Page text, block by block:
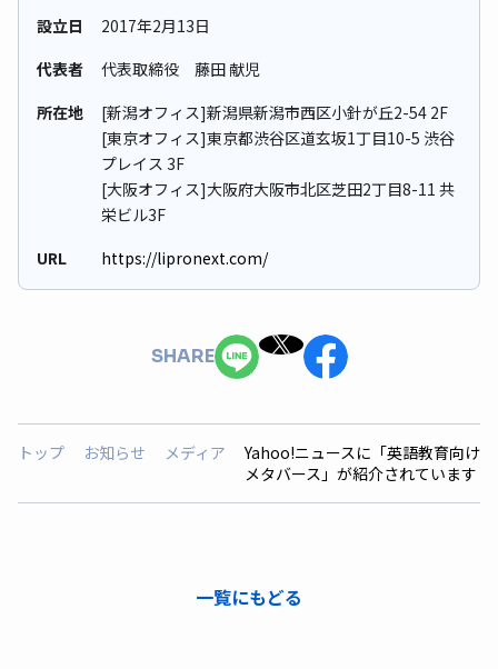
設立日
2017年2⽉13⽇
代表者
代表取締役 藤田 献児
所在地
[新潟オフィス]新潟県新潟市西区小針が丘2-54 2F
[東京オフィス]東京都渋谷区道玄坂1丁目10-5 渋谷
プレイス 3F
[大阪オフィス]大阪府大阪市北区芝田2丁目8-11 共
栄ビル3F
URL
https://lipronext.com/
SHARE
トップ お知らせ メディア
Yahoo!ニュースに「英語教育向け
メタバース」が紹介されています
一覧にもどる